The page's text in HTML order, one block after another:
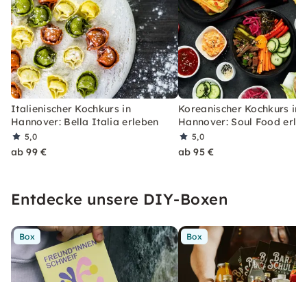
Italienischer Kochkurs in
Hannover: Bella Italia erleben
5,0
ab 99 €
Koreanischer Kochkurs in
Hannover: Soul Food
5,0
ab 95 €
Entdecke unsere DIY-Boxen
Box Box